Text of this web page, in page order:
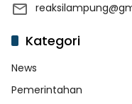
Kategori
News
Pemerintahan